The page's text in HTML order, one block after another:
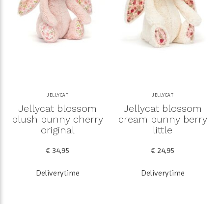
JELLYCAT
Jellycat blossom
blush bunny cherry
original
€ 34,95
Deliverytime
JELLYCAT
Jellycat blossom
cream bunny berry
little
€ 24,95
Deliverytime